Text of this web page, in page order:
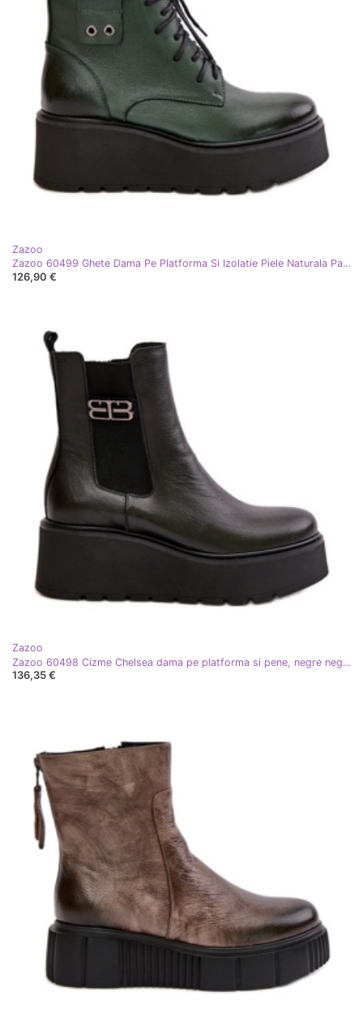
Zazoo
Zazoo 60499 Ghete Dama Pe Platforma Si Izolatie Piele Naturala Pana Verde Inchis
126,90 €
Zazoo
Zazoo 60498 Cizme Chelsea dama pe platforma si pene, negre negru
136,35 €